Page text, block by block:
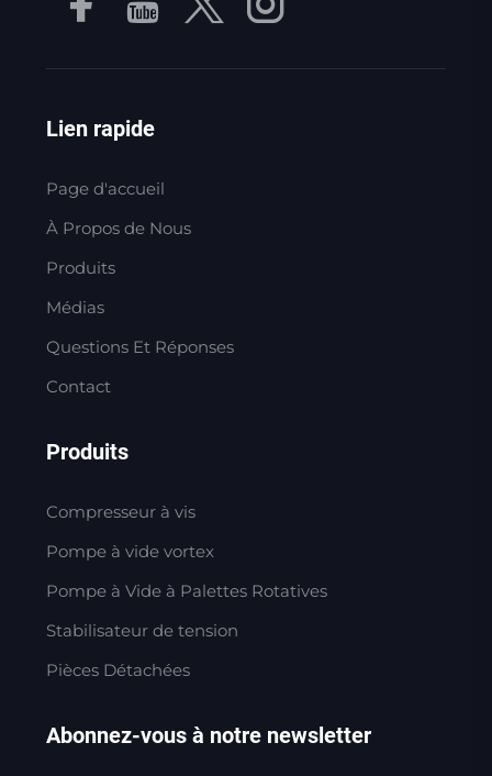
Lien rapide
Page d'accueil
À Propos de Nous
Produits
Médias
Questions Et Réponses
Contact
Produits
Compresseur à vis
Pompe à vide vortex
Pompe à Vide à Palettes Rotatives
Stabilisateur de tension
Pièces Détachées
Abonnez-vous à notre newsletter